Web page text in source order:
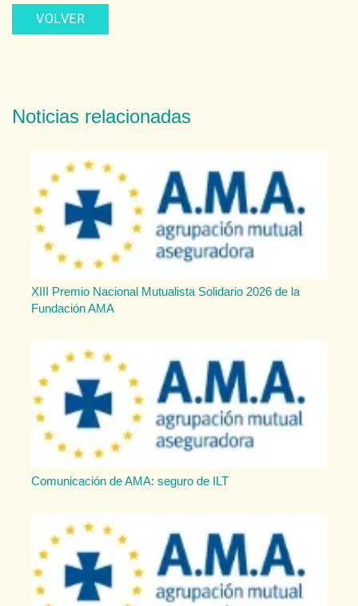
VOLVER
Noticias relacionadas
XIII Premio Nacional Mutualista Solidario 2026 de la
Fundación AMA
Comunicación de AMA: seguro de ILT